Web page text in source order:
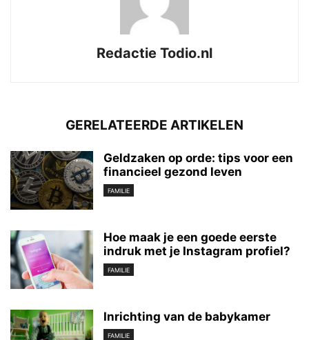
Redactie Todio.nl
GERELATEERDE ARTIKELEN
Geldzaken op orde: tips voor een
financieel gezond leven
FAMILIE
Hoe maak je een goede eerste
indruk met je Instagram profiel?
FAMILIE
Inrichting van de babykamer
FAMILIE